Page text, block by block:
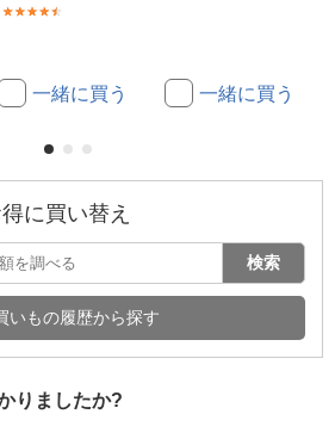
一緒に買う 一緒に買う
に買い替え
検索
いもの履歴から探す
りましたか?